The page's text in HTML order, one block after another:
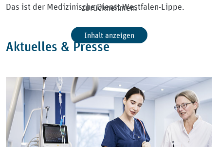
zurücknehmen.
Inhalt anzeigen
Das ist der Medizinische Dienst Westfalen-Lippe.
Aktuelles & Presse